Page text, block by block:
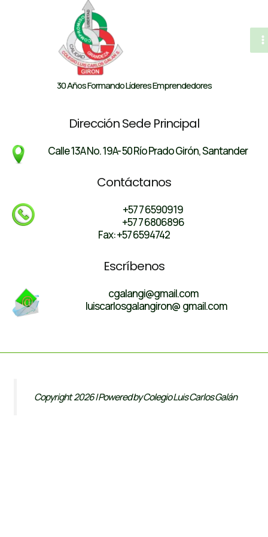
30 Años Formando Líderes Emprendedores
Dirección Sede Principal
Calle 13A No. 19A- 50 Río Prado Girón, Santander
Contáctanos
+57 7 6590919
+57 7 6806896
Fax: +57 6594742
Escríbenos
cgalangi@gmail.com
luiscarlosgalangiron@ gmail.com
Copyright 2026 | Powered by Colegio Luis Carlos Galán